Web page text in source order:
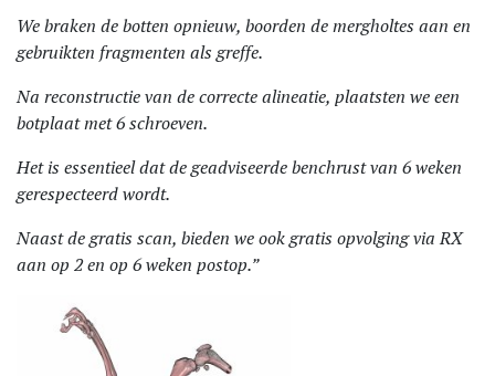
We braken de botten opnieuw, boorden de mergholtes aan en
gebruikten fragmenten als greffe.
Na reconstructie van de correcte alineatie, plaatsten we een
botplaat met 6 schroeven.
Het is essentieel dat de geadviseerde benchrust van 6 weken
gerespecteerd wordt.
Naast de gratis scan, bieden we ook gratis opvolging via RX
aan op 2 en op 6 weken postop.”